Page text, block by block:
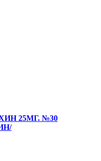
25МГ. №30